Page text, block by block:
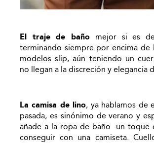
El traje de baño mejor si es
terminando siempre por encima de
modelos slip, aún teniendo un
no llegan a la discreción y elegancia
La camisa de lino, ya hablamos de
pasada, es sinónimo de verano y
añade a la ropa de baño un toque
conseguir con una camiseta.